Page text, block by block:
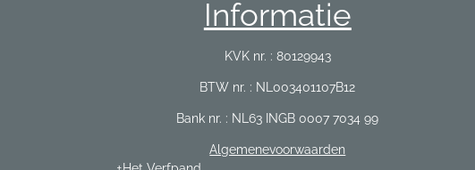
Informatie
KVK nr. : 80129943
BTW nr. : NL003401107B12
Bank nr. : NL63 INGB 0007 7034 99
Algemenevoorwaarden